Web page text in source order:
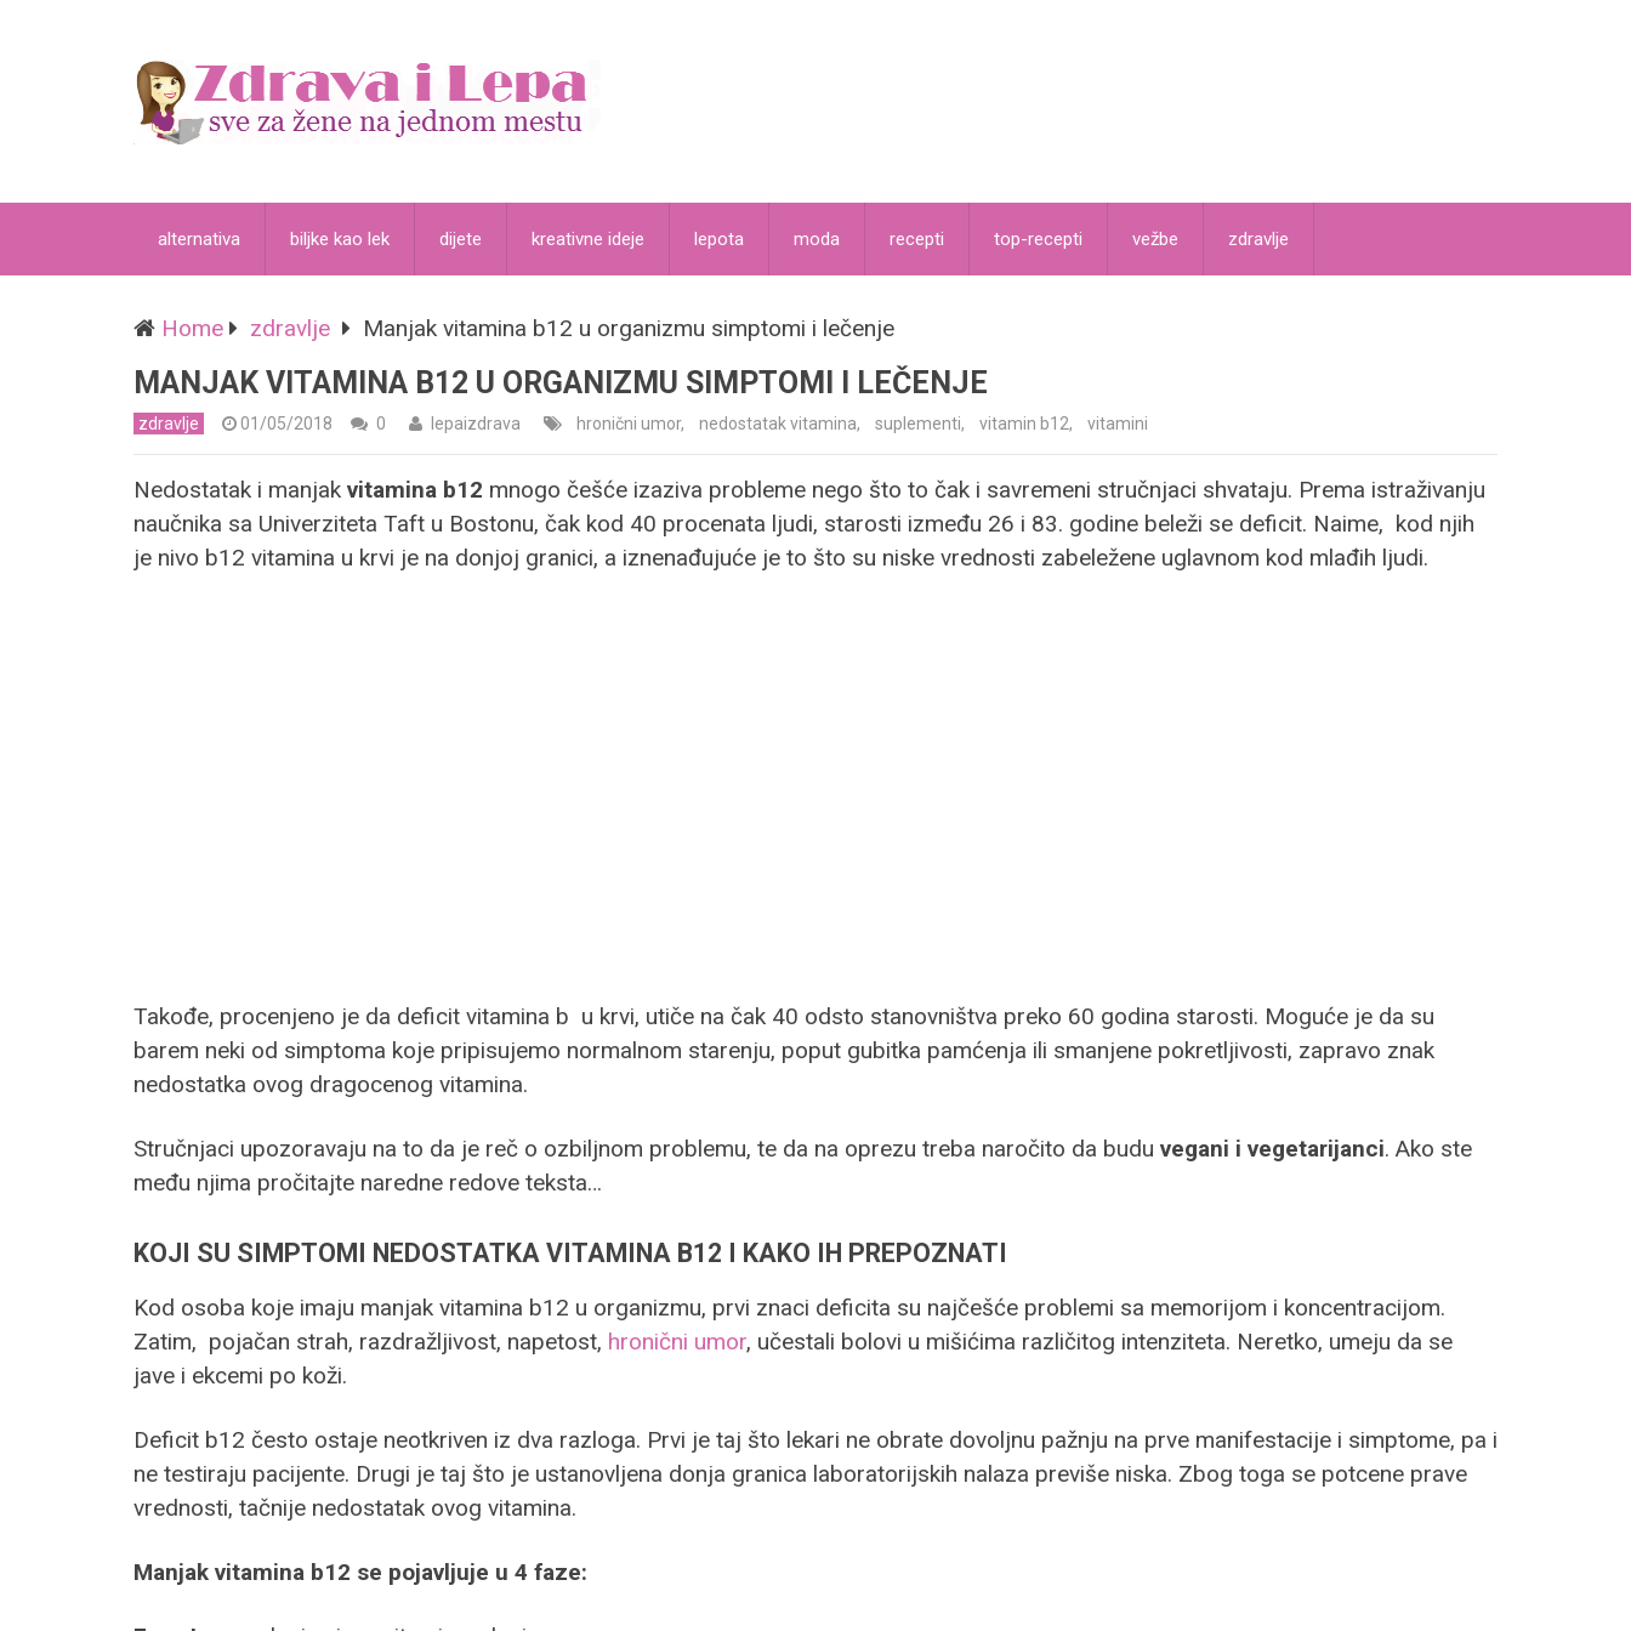
alternativa biljke kao lek dijete kreativne ideje lepota moda recepti top-recepti vežbe zdravlje
Home zdravlje Manjak vitamina b12 u organizmu simptomi i lečenje
MANJAK VITAMINA B12 U ORGANIZMU SIMPTOMI I LEČENJE
zdravlje 01/05/2018 0 lepaizdrava hronični umor, nedostatak vitamina, suplementi, vitamin b12, vitamini
Nedostatak i manjak vitamina b12 mnogo češće izaziva probleme nego što to čak i savremeni stručnjaci shvataju. Prema istraživanju
naučnika sa Univerziteta Taft u Bostonu, čak kod 40 procenata ljudi, starosti između 26 i 83. godine beleži se deficit. Naime, kod njih
je nivo b12 vitamina u krvi je na donjoj granici, a iznenađujuće je to što su niske vrednosti zabeležene uglavnom kod mlađih ljudi.
Takođe, procenjeno je da deficit vitamina b u krvi, utiče na čak 40 odsto stanovništva preko 60 godina starosti. Moguće je da su
barem neki od simptoma koje pripisujemo normalnom starenju, poput gubitka pamćenja ili smanjene pokretljivosti, zapravo znak
nedostatka ovog dragocenog vitamina.
Stručnjaci upozoravaju na to da je reč o ozbiljnom problemu, te da na oprezu treba naročito da budu vegani i vegetarijanci. Ako ste
među njima pročitajte naredne redove teksta…
KOJI SU SIMPTOMI NEDOSTATKA VITAMINA B12 I KAKO IH PREPOZNATI
Kod osoba koje imaju manjak vitamina b12 u organizmu, prvi znaci deficita su najčešće problemi sa memorijom i koncentracijom.
Zatim, pojačan strah, razdražljivost, napetost, hronični umor, učestali bolovi u mišićima različitog intenziteta. Neretko, umeju da se
jave i ekcemi po koži.
Deficit b12 često ostaje neotkriven iz dva razloga. Prvi je taj što lekari ne obrate dovoljnu pažnju na prve manifestacije i simptome, pa i
ne testiraju pacijente. Drugi je taj što je ustanovljena donja granica laboratorijskih nalaza previše niska. Zbog toga se potcene prave
vrednosti, tačnije nedostatak ovog vitamina.
Manjak vitamina b12 se pojavljuje u 4 faze: